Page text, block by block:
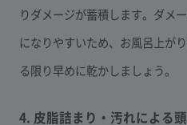
りダメージが蓄積します。ダメ
になりやすいため、お風呂上が
る限り早めに乾かしましょう。
4. 皮脂詰まり・汚れによる